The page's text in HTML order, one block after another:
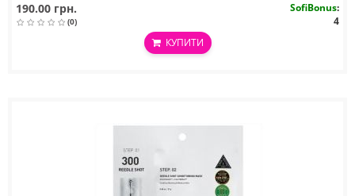
190.00 грн.
(0)
SofiBonus:
4
КУПИТИ